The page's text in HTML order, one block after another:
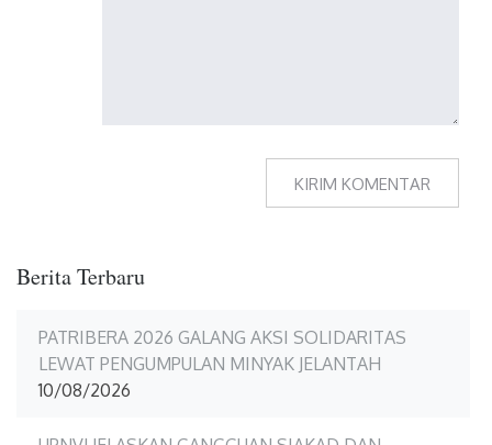
Berita Terbaru
PATRIBERA 2026 GALANG AKSI SOLIDARITAS
LEWAT PENGUMPULAN MINYAK JELANTAH
10/08/2026